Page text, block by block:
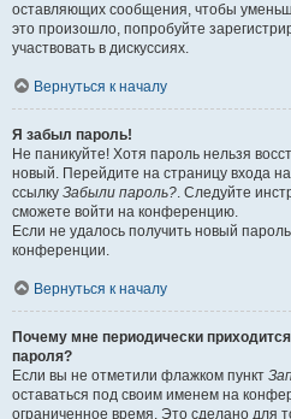
оставляющих сообщения, чтобы
это произошло, попробуйте
участвовать в дискуссиях.
Вернуться к началу
Я забыл пароль!
Не паникуйте! Хотя пароль нельзя
новый. Перейдите на страницу входа
ссылку Забыли пароль?. Следуйте
сможете войти на конференцию.
Если не удалось получить новый
конференции.
Вернуться к началу
Почему мне периодически
пароля?
Если вы не отметили флажком пункт
оставаться под своим именем на
ограниченное время. Это сделано для